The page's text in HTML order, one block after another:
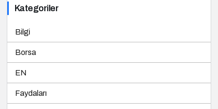
Kategoriler
Bilgi
Borsa
EN
Faydaları